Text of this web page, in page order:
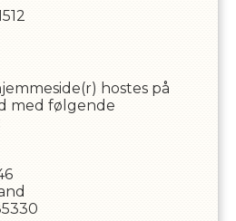
hostes på
med følgende